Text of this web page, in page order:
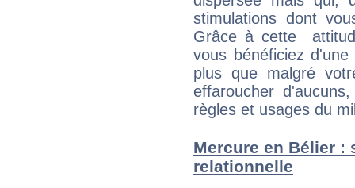
stimulations dont
Grâce à cette
vous bénéficiez
plus que malgré
effaroucher
règles et usages du
Mercure en Bélier :
relationnelle